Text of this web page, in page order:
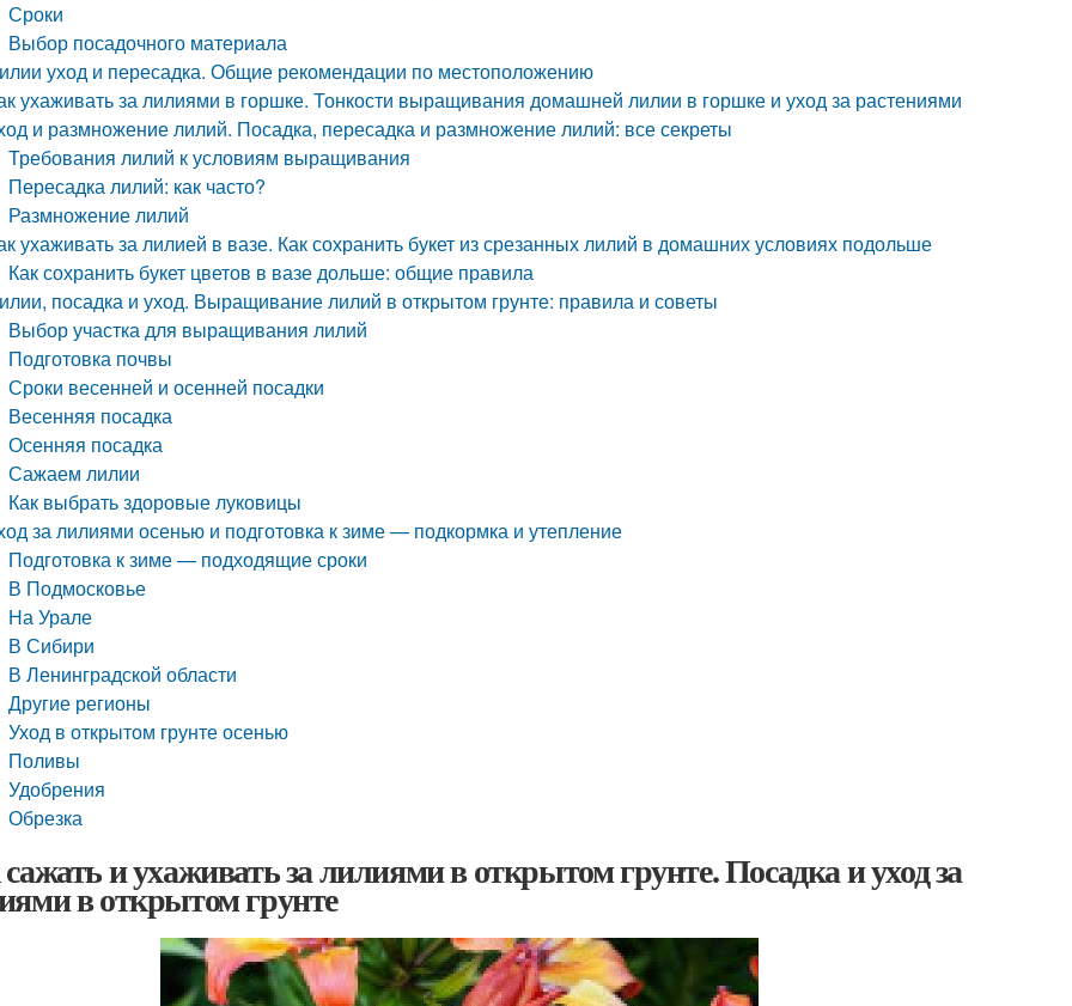
Сроки
Выбор посадочного материала
уход и пересадка. Общие рекомендации по местоположению
ухаживать за лилиями в горшке. Тонкости выращивания домашней лилии в горшке и уход за растениями
и размножение лилий. Посадка, пересадка и размножение лилий: все секреты
Требования лилий к условиям выращивания
Пересадка лилий: как часто?
Размножение лилий
ухаживать за лилией в вазе. Как сохранить букет из срезанных лилий в домашних условиях подольше
Как сохранить букет цветов в вазе дольше: общие правила
посадка и уход. Выращивание лилий в открытом грунте: правила и советы
Выбор участка для выращивания лилий
Подготовка почвы
Сроки весенней и осенней посадки
Весенняя посадка
Осенняя посадка
Сажаем лилии
Как выбрать здоровые луковицы
за лилиями осенью и подготовка к зиме — подкормка и утепление
Подготовка к зиме — подходящие сроки
В Подмосковье
На Урале
В Сибири
В Ленинградской области
Другие регионы
Уход в открытом грунте осенью
Поливы
Удобрения
Обрезка
и ухаживать за лилиями в открытом грунте. Посадка и уход за
в открытом грунте